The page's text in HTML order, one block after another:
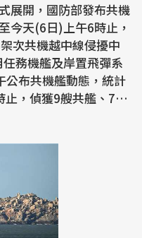
展開，國防部發布共機
今天(6日)上午6時止，
次共機越中線侵擾中
務機艦及岸置飛彈系
止，偵獲9艘共艦、7艘